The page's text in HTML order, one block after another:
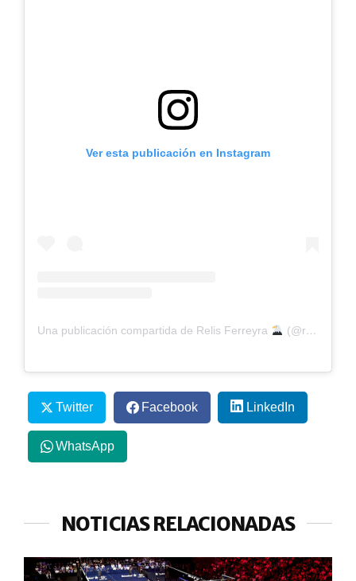
Ver esta publicación en Instagram
Una publicación compartida de Relis Ferreyra (@relisferreyra_padel)
Twitter Facebook LinkedIn
WhatsApp
NOTICIAS RELACIONADAS